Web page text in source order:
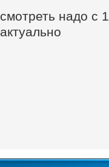
смотреть надо с
актуально